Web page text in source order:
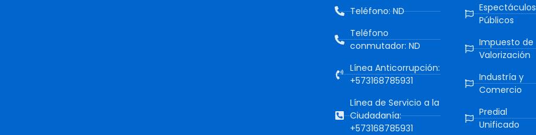
Teléfono: ND
Teléfono
conmutador: ND
Línea Anticorrupción:
+573168785931
Línea de Servicio a la
Ciudadanía:
+573168785931
Espectáculos
Públicos
Impuesto de
Valorización
Industría y
Comercio
Predial
Unificado